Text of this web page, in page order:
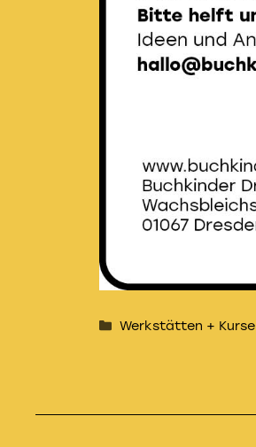
Kategorien
Werkstätten + Kurse